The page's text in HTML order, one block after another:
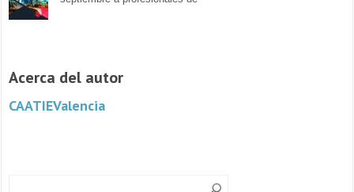
Acerca del autor
CAATIEValencia